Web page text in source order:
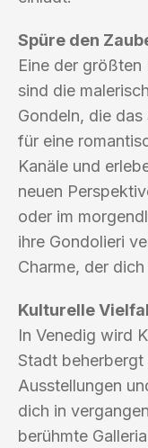
Spüre den
Eine der größten
sind die
Gondeln, die
für eine
Kanäle und
neuen
oder im
ihre Gondolieri
Charme, der
Kulturelle
In Venedig wird
Stadt
Ausstellungen
dich in
berühmte